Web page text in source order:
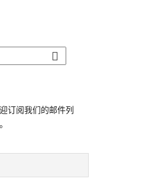
订阅我们的邮件列